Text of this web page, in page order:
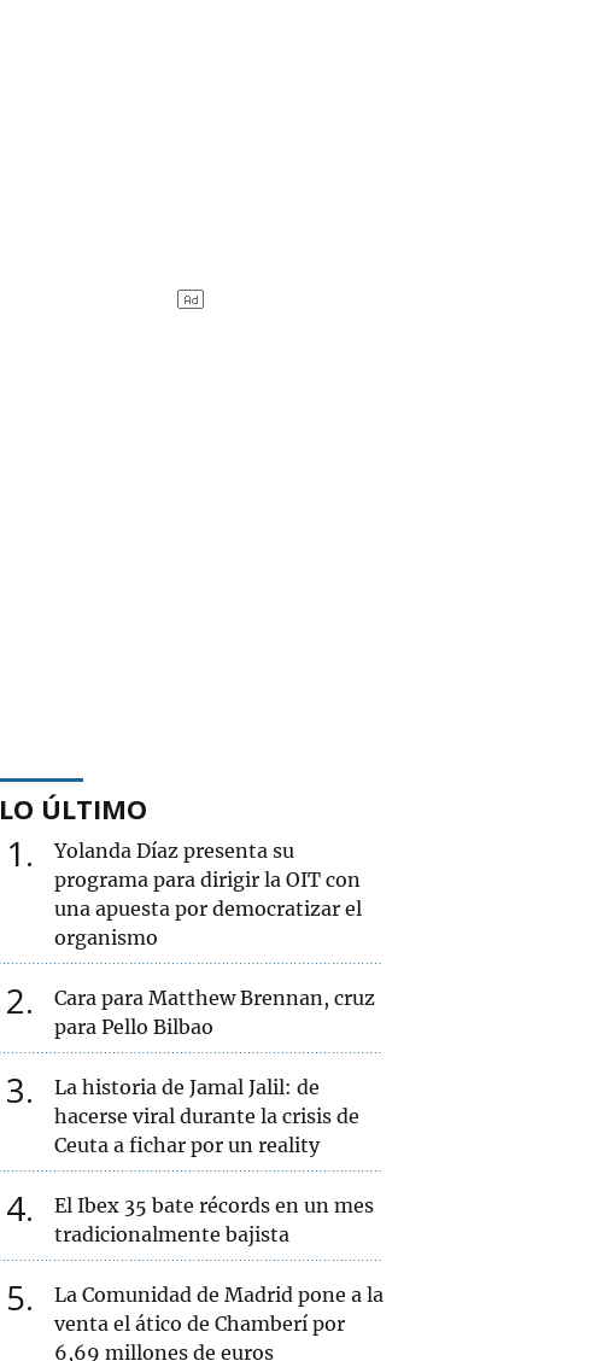
LO ÚLTIMO
1
Yolanda Díaz presenta su
programa para dirigir la OIT con
una apuesta por democratizar el
organismo
2
Cara para Matthew Brennan, cruz
para Pello Bilbao
3
La historia de Jamal Jalil: de
hacerse viral durante la crisis de
Ceuta a fichar por un reality
4
El Ibex 35 bate récords en un mes
tradicionalmente bajista
5
La Comunidad de Madrid pone a la
venta el ático de Chamberí por
6,69 millones de euros